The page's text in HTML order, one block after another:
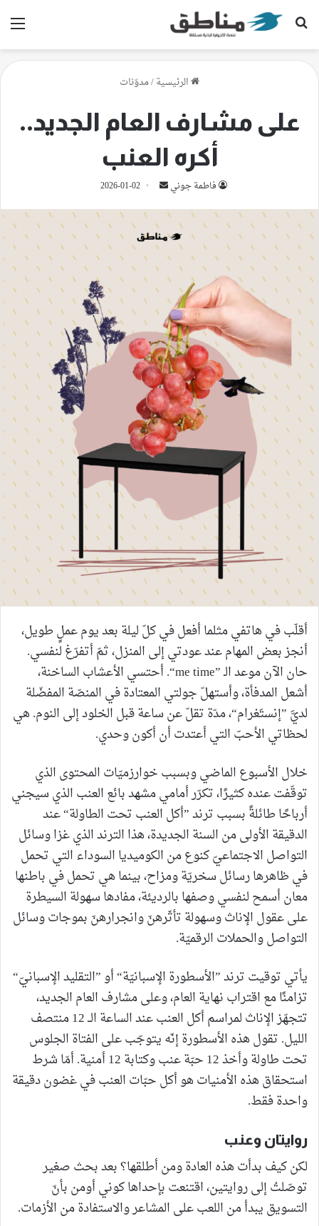
بحث عن
الرئيسية/مدوّنات
على مشارف العام الجديد..
أكره العنب
فاطمة جوني
أرسل
إلكترونيا
2026-01-02
أقلّب في هاتفي مثلما أفعل في كلّ ليلة بعد يوم عملٍ طويل،
أنجز بعض المهام عند عودتي إلى المنزل، ثمّ أتفرّغ لنفسي.
حان الآن موعد الـ ”me time“. أحتسي الأعشاب الساخنة،
أشعل المدفأة، وأستهلّ جولتي المعتادة في المنصّة المفضّلة
لديَّ ”إنستَغرام“، مدّة تقلّ عن ساعة قبل الخلود إلى النوم. هي
لحظاتي الأحبّ التي أعتدت أن أكون وحدي.
خلال الأسبوع الماضي وبسبب خوارزميّات المحتوى الذي
توقّفت عنده كثيرًا، تكرّر أمامي مشهد بائع العنب الذي سيجني
أرباحًا طائلةً بسبب ترند ”أكل العنب تحت الطاولة“ عند
الدقيقة الأولى من السنة الجديدة، هذا الترند الذي غزا وسائل
التواصل الاجتماعيّ كنوع من الكوميديا السوداء التي تحمل
في ظاهرها رسائل سخريّة ومزاح، بينما هي تحمل في باطنها
معان أسمح لنفسي وصفها بالرديئة، مفادها سهولة السيطرة
على عقول الإناث وسهولة تأثّرهنّ وانجرارهنّ بموجات وسائل
التواصل والحملات الرقميّة.
يأتي توقيت ترند ”الأسطورة الإسبانيّة“ أو ”التقليد الإسبانيّ“
تزامنًا مع اقتراب نهاية العام، وعلى مشارف العام الجديد،
تتجهّز الإناث لمراسم أكل العنب عند الساعة الــ 12 منتصف
الليل. تقول هذه الأسطورة إنّه يتوجّب على الفتاة الجلوس
تحت طاولة وأخذ 12 حبّة عنب وكتابة 12 أمنية. أمّا شرط
استحقاق هذه الأمنيات هو أكل حبّات العنب في غضون دقيقة
واحدة فقط.
روايتان وعنب
لكن كيف بدأت هذه العادة ومن أطلقها؟ بعد بحث صغير
توصّلتُ إلى روايتين، اقتنعت بإحداها كوني أومن بأنّ
التسويق يبدأ من اللعب على المشاعر والاستفادة من الأزمات.